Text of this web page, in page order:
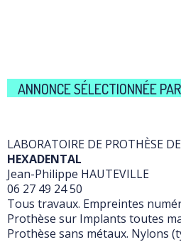
ANNONCE SÉLECTIONNÉE
LABORATOIRE DE PROTHÈSE
HEXADENTAL
Jean-Philippe HAUTEVILLE
06 27 49 24 50
Tous travaux. Empreintes
Prothèse sur Implants toutes
Prothèse sans métaux. Nylons